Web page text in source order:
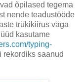
õpilased tegema
nende teadustööde
trükikiirus väga
kasutame
typing-
rekordiks saanud